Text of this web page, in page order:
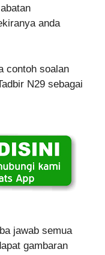
anda
contoh soalan
N29 sebagai
jawab semua
gambaran